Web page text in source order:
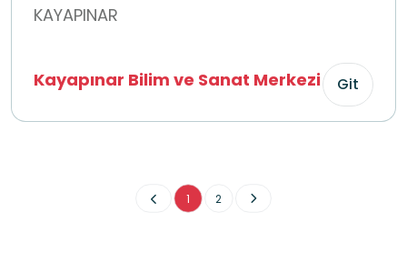
KAYAPINAR
Kayapınar Bilim ve Sanat Merkezi Git
1 2